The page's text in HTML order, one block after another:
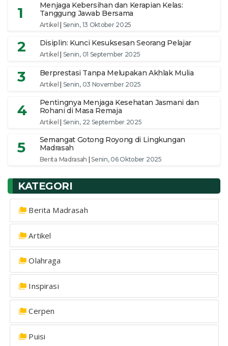
1
Menjaga Kebersihan dan Kerapian Kelas:
Tanggung Jawab Bersama
Artikel Senin, 13 Oktober 2025
2 Disiplin: Kunci Kesuksesan Seorang Pelajar
Artikel Senin, 01 September 2025
3 Berprestasi Tanpa Melupakan Akhlak Mulia
Artikel Senin, 03 November 2025
4
Pentingnya Menjaga Kesehatan Jasmani dan
Rohani di Masa Remaja
Artikel Senin, 22 September 2025
5
Semangat Gotong Royong di Lingkungan
Madrasah
Berita Madrasah |Senin, 06 Oktober 2025
KATEGORI
Berita Madrasah
Artikel
Olahraga
Inspirasi
Cerpen
Puisi